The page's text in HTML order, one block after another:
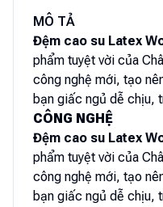
MÔ TẢ
Đệm cao su Latex
phẩm tuyệt vời của
công nghệ mới, tạo
bạn giấc ngủ dễ chịu,
CÔNG NGHỆ
Đệm cao su Latex
phẩm tuyệt vời của
công nghệ mới, tạo
bạn giấc ngủ dễ chịu,